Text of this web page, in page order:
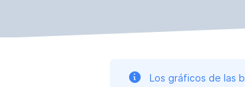
Los gráficos de las